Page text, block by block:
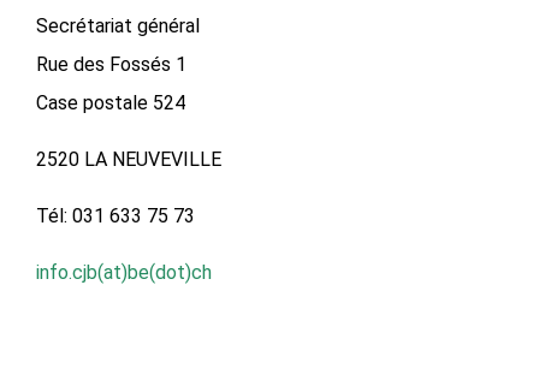
Secrétariat général
Rue des Fossés 1
Case postale 524
2520 LA NEUVEVILLE
Tél: 031 633 75 73
info.cjb(at)be(dot)ch